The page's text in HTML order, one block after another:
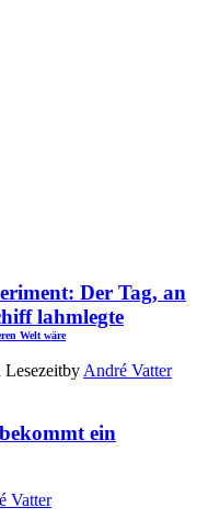
Der Tag, an
lahmlegte
Welt wäre
by André Vatter
ein
Vatter